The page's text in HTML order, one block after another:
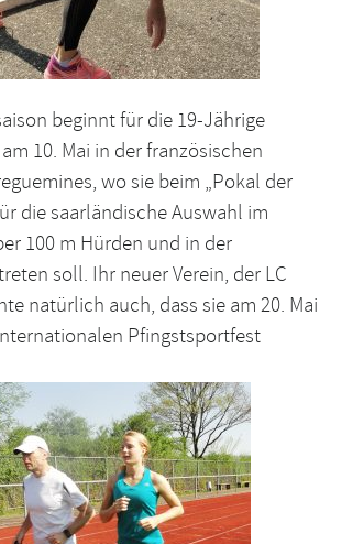
beginnt für die 19-Jährige
10. Mai in der französischen
wo sie beim „Pokal der
die saarländische Auswahl im
100 m Hürden und in der
soll. Ihr neuer Verein, der LC
natürlich auch, dass sie am 20. Mai
Pfingstsportfest